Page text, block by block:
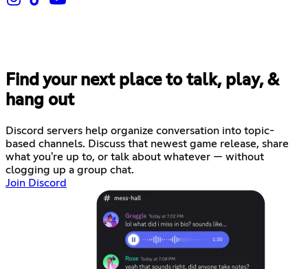
Find your next place to talk, play, &
hang out
Discord servers help organize conversation into topic-
based channels. Discuss that newest game release, share
what you're up to, or talk about whatever — without
clogging up a group chat.
Join Discord